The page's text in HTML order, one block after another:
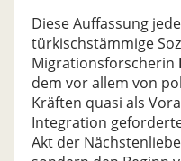
Diese Auffassung
türkischstämmige
Migrationsforscherin
dem vor allem von
Kräften quasi als
Integration
Akt der